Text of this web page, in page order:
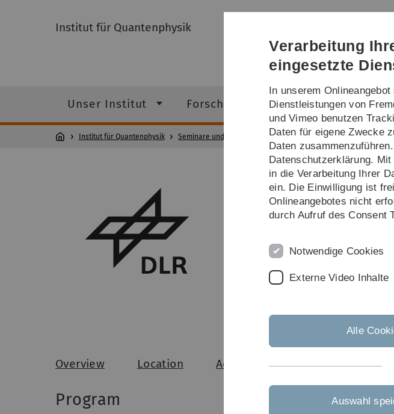
Institut für Quantenphysik
Unser Institut Forschung Studium und Lehre
Institut für Quantenphysik Seminare und Kolloquien Archiv BECCAL Brainstorming
BECCAL
DLR Institute of
Ulm, 12 -
Overview Location Accommodation
Program
Verarbeitung
eingesetzte
In unserem
Dienstleistungen von
und Vimeo benutzen
Daten für eigene Zwecke
Daten
Datenschutzerklärung.
in die Verarbeitung Ihrer
ein. Die Einwilligung ist
Onlineangebotes nicht
durch Aufruf des Consent
Notwendige Cookies
Externe Video Inhalte
Alle
Auswahl